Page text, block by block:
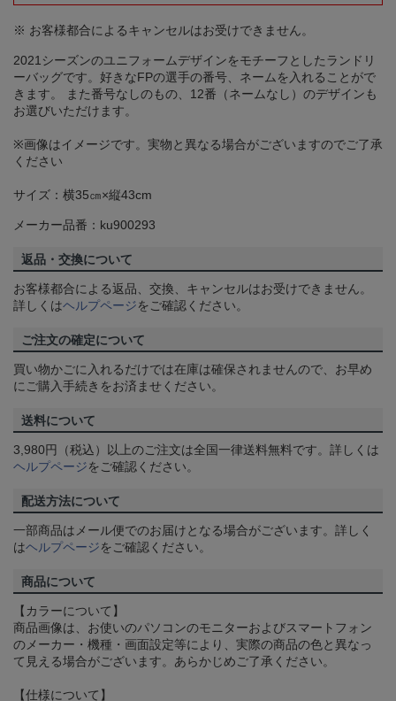
※ お客様都合によるキャンセルはお受けできません。
2021シーズンのユニフォームデザインをモチーフとしたランドリ
ーバッグです。好きなFPの選手の番号、ネームを入れることがで
きます。 また番号なしのもの、12番（ネームなし）のデザインも
お選びいただけます。
※画像はイメージです。実物と異なる場合がございますのでご了承
ください
サイズ：横35㎝×縦43cm
メーカー品番：ku900293
返品・交換について
お客様都合による返品、交換、キャンセルはお受けできません。
詳しくはヘルプページをご確認ください。
ご注文の確定について
買い物かごに入れるだけでは在庫は確保されませんので、お早め
にご購入手続きをお済ませください。
送料について
3,980円（税込）以上のご注文は全国一律送料無料です。詳しくは
ヘルプページをご確認ください。
配送方法について
一部商品はメール便でのお届けとなる場合がございます。詳しく
はヘルプページをご確認ください。
商品について
【カラーについて】
商品画像は、お使いのパソコンのモニターおよびスマートフォン
のメーカー・機種・画面設定等により、実際の商品の色と異なっ
て見える場合がございます。あらかじめご了承ください。
【仕様について】